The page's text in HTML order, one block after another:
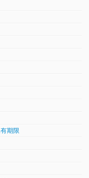
期限